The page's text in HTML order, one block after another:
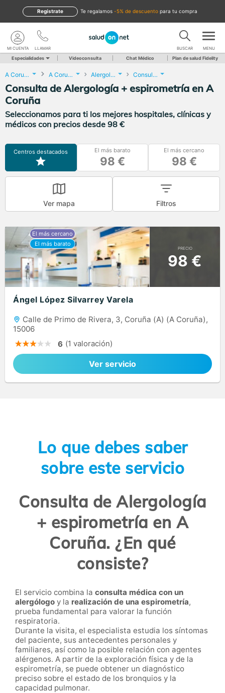
te regalamos -5% de descuento para tu compra
Regístrate
LLAMAR
MI CUENTA BUSCAR MENU
Especialidades Videoconsulta Chat Médico Plan de salud Fidelity
A Coruña A Coruña Alergología Consulta de Alergología + espirometría
Consulta de Alergología + espirometría en A
Coruña
Seleccionamos para ti los mejores hospitales, clínicas y
médicos con precios desde 98 €
Centros destacados El más barato
98 €
El más cercano
98 €
Ver mapa Filtros
PRECIO
98 €
Ángel López Silvarrey Varela
Calle de Primo de Rivera, 3, Coruña (A) (A Coruña),
15006
6 (1 valoración)
Ver servicio
Lo que debes saber
sobre este servicio
Consulta de Alergología
+ espirometría en A
Coruña. ¿En qué
consiste?
El servicio combina la consulta médica con un
alergólogo y la realización de una espirometría,
prueba fundamental para valorar la función
respiratoria.
Durante la visita, el especialista estudia los síntomas
del paciente, sus antecedentes personales y
familiares, así como la posible relación con agentes
alérgenos. A partir de la exploración física y de la
espirometría, se puede obtener un diagnóstico
preciso sobre el estado de los bronquios y la
capacidad pulmonar.